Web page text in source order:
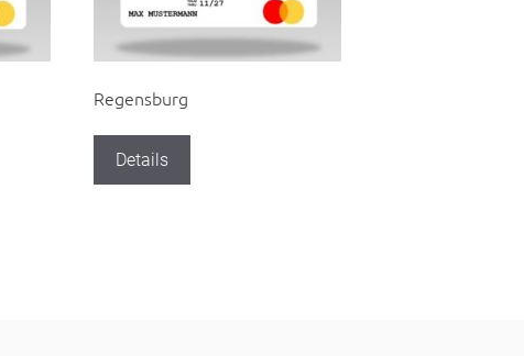
Regensburg
Details